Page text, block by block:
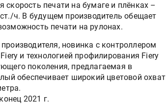
скорость печати на бумаге и плёнках –
ч. В будущем производитель обещает
печати на рулонах.
новинка с контроллером
и технологией профилирования Fiery
поколения, предлагаемая в
обеспечивает широкий цветовой охват
2021 г.